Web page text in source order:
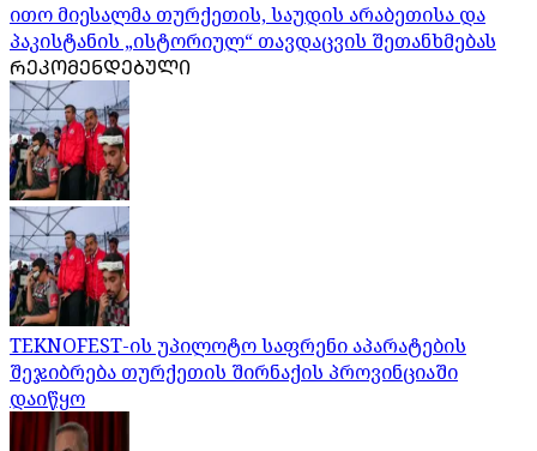
ითო მიესალმა თურქეთის, საუდის არაბეთისა და
პაკისტანის „ისტორიულ“ თავდაცვის შეთანხმებას
ᲠᲔᲙᲝᲛᲔᲜᲓᲔᲑᲣᲚᲘ
TEKNOFEST-ის უპილოტო საფრენი აპარატების
შეჯიბრება თურქეთის შირნაქის პროვინციაში
დაიწყო